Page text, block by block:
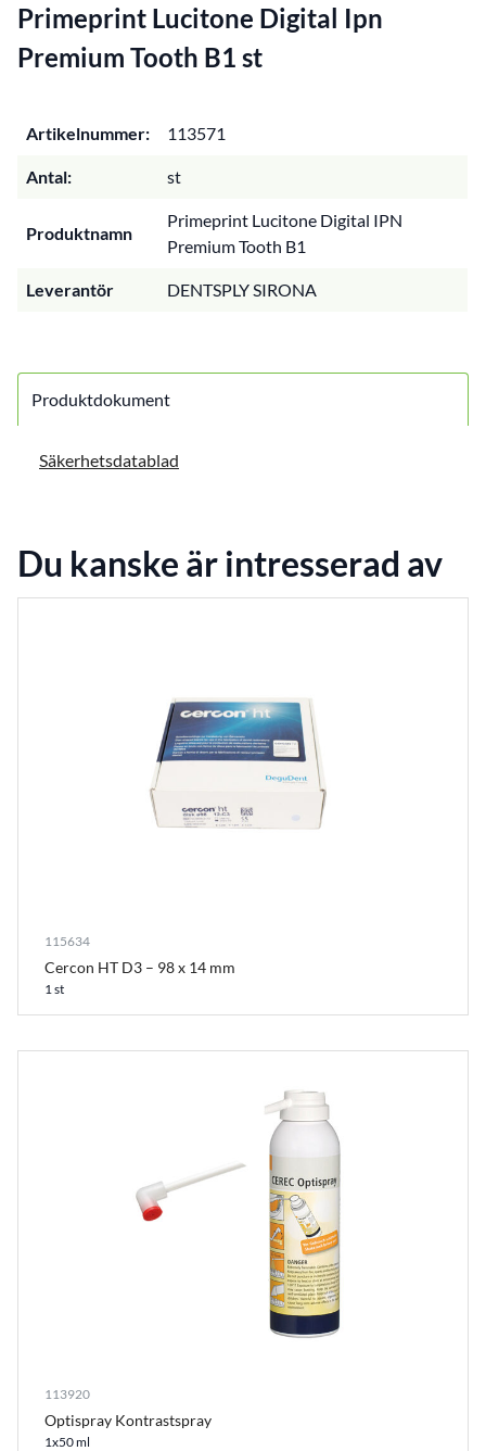
Primeprint Lucitone Digital Ipn
Premium Tooth B1 st
Artikelnummer: 113571
Antal: st
Produktnamn
Primeprint Lucitone Digital IPN
Premium Tooth B1
Leverantör DENTSPLY SIRONA
Produktdokument
Säkerhetsdatablad
Du kanske är intresserad av
115634
Cercon HT D3 – 98 x 14 mm
1 st
113920
Optispray Kontrastspray
1x50 ml